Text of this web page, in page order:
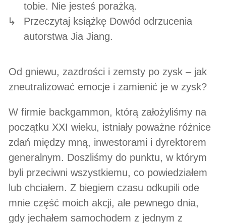
tobie. Nie jesteś porażką.
Przeczytaj książkę Dowód odrzucenia
autorstwa Jia Jiang.
Od gniewu, zazdrości i zemsty po zysk – jak
zneutralizować emocje i zamienić je w zysk?
W firmie backgammon, którą założyliśmy na
początku XXI wieku, istniały poważne różnice
zdań między mną, inwestorami i dyrektorem
generalnym. Doszliśmy do punktu, w którym
byli przeciwni wszystkiemu, co powiedziałem
lub chciałem. Z biegiem czasu odkupili ode
mnie część moich akcji, ale pewnego dnia,
gdy jechałem samochodem z jednym z